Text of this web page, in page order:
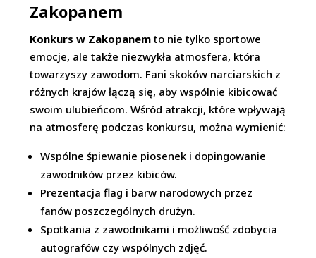
Zakopanem
Konkurs w Zakopanem to nie tylko sportowe
emocje, ale także niezwykła atmosfera, która
towarzyszy zawodom. Fani skoków narciarskich z
różnych krajów łączą się, aby wspólnie kibicować
swoim ulubieńcom. Wśród atrakcji, które wpływają
na atmosferę podczas konkursu, można wymienić:
Wspólne śpiewanie piosenek i dopingowanie
zawodników przez kibiców.
Prezentacja flag i barw narodowych przez
fanów poszczególnych drużyn.
Spotkania z zawodnikami i możliwość zdobycia
autografów czy wspólnych zdjęć.